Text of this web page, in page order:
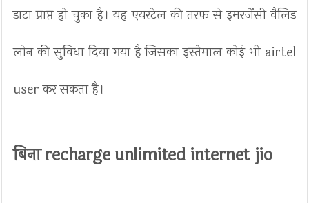
डाटा प्राप्त हो चुका है। यह एयरटेल की तरफ से इमरजेंसी वैलिड
लोन की सुविधा दिया गया है जिसका इस्तेमाल कोई भी airtel
user कर सकता है।
बिना recharge unlimited internet jio